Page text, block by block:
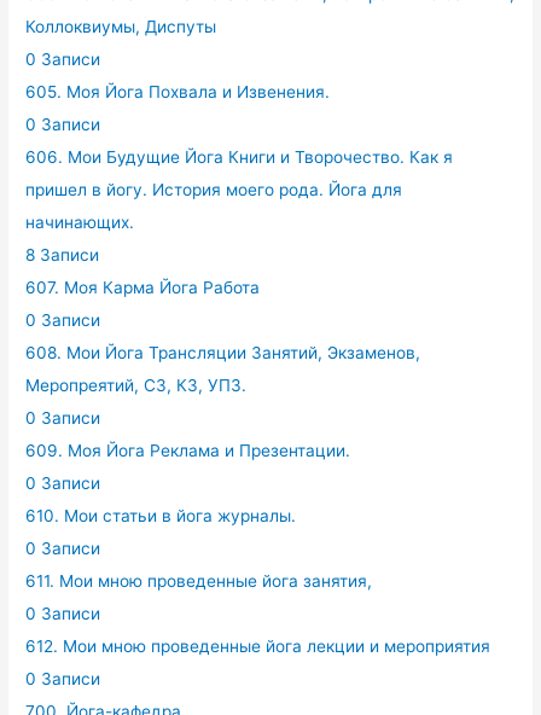
Коллоквиумы, Диспуты
0 Записи
605. Моя Йога Похвала и Извенения.
0 Записи
606. Мои Будущие Йога Книги и Творочество. Как я
пришел в йогу. История моего рода. Йога для
начинающих.
8 Записи
607. Моя Карма Йога Работа
0 Записи
608. Мои Йога Трансляции Занятий, Экзаменов,
Меропреятий, СЗ, КЗ, УПЗ.
0 Записи
609. Моя Йога Реклама и Презентации.
0 Записи
610. Мои статьи в йога журналы.
0 Записи
611. Мои мною проведенные йога занятия,
0 Записи
612. Мои мною проведенные йога лекции и мероприятия
0 Записи